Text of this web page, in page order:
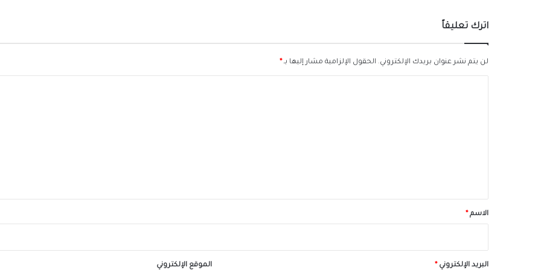
اترك تعليقاً
لن يتم نشر عنوان بريدك الإلكتروني. الحقول الإلزامية مشار إليها بـ *
*الاسم *
البريد الإلكتروني * الموقع الإلكتروني